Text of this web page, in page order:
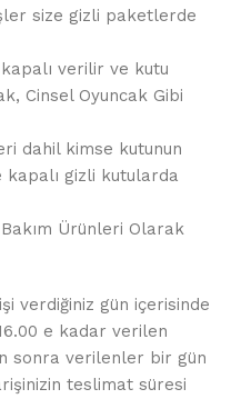
size gizli paketlerde
verilir ve kutu
Cinsel Oyuncak Gibi
dahil kimse kutunun
kapalı gizli kutularda
Ürünleri Olarak
verdiğiniz gün içerisinde
e kadar verilen
sonra verilenler bir gün
teslimat süresi